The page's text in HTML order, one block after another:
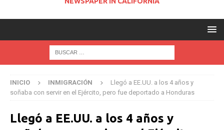
INICIO INMIGRACIÓN
Llegó a EE.UU. a los 4 años y
soñaba con servir en el Ejército, pero fue deportado a Honduras
Llegó a EE.UU. a los 4 años y